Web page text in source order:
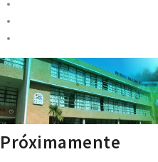
Próximamente